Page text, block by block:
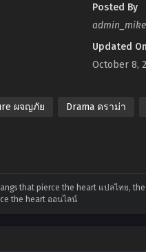
Posted By
admin_mike
Updated On
October 8,
ผจญภัย Drama ดราม่า
that pierce the heart แปลไทย,
the heart ออนไลน์